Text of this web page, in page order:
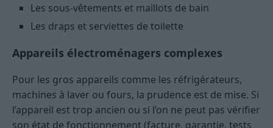
Les sous-vêtements et maillots de bain
Les draps et serviettes de toilette
Appareils électroménagers complexes
Pour les gros appareils comme les réfrigérateurs,
machines à laver ou fours, la prudence est de mise. Si
l’appareil est trop ancien ou si l’on ne peut pas vérifier
son état de fonctionnement (facture, garantie, tests